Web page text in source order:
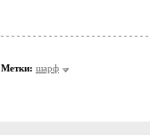
Метки: шарф